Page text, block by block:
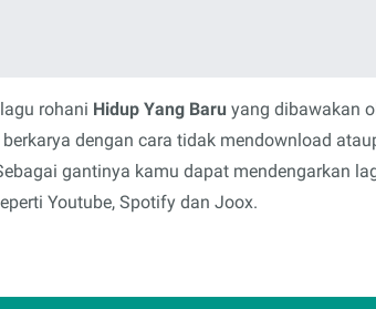
rohani Hidup Yang Baru yang dibawakan
dengan cara tidak mendownload
gantinya kamu dapat mendengarkan
Youtube, Spotify dan Joox.